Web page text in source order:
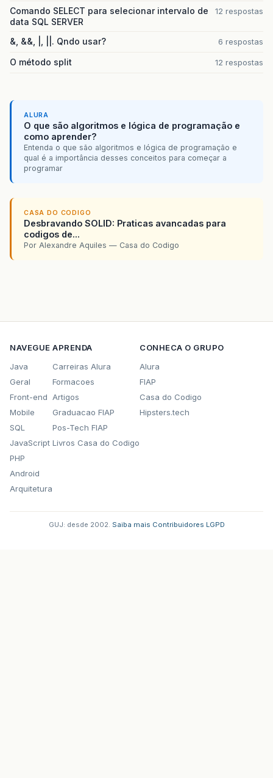
Comando SELECT para selecionar intervalo de
data SQL SERVER
12 respostas
&, &&, |, ||. Qndo usar? 6 respostas
O método split 12 respostas
ALURA
O que são algoritmos e lógica de programação e
como aprender?
Entenda o que são algoritmos e lógica de programação e
qual é a importância desses conceitos para começar a
programar
CASA DO CODIGO
Desbravando SOLID: Praticas avancadas para
codigos de...
Por Alexandre Aquiles — Casa do Codigo
NAVEGUE
Java
Geral
Front-end
Mobile
SQL
JavaScript
PHP
Android
Arquitetura
APRENDA
Carreiras Alura
Formacoes
Artigos
Graduacao FIAP
Pos-Tech FIAP
Livros Casa do Codigo
CONHECA O GRUPO
Alura
FIAP
Casa do Codigo
Hipsters.tech
GUJ: desde 2002. Saiba mais Contribuidores LGPD